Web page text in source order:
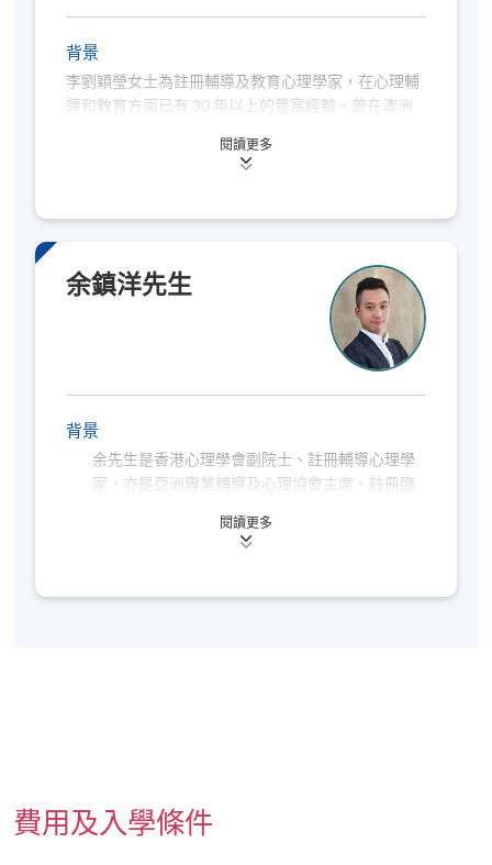
背景
李劉穎瑩女士為註冊輔導及教育心理學家，在心理輔
導和教育方面已有 30 年以上的豐富經驗。曾在澳洲
輔導心理學家20多年。她現為私人執業的輔導心理學
本的訓練課程，經常為專業人士、學校、機構、精神
津靜觀中心的教師伙伴計劃。
閱讀更多
余鎮洋先生
背景
余先生是香港心理學會副院士、註冊輔導心理學
家，亦是亞洲專業輔導及心理協會主席、註冊臨
以優異成績(Distinction)獲得輔導心理學社會科學
輔導、異常心理學、社會心理學、性格與個別差
習障礙機構，以及不同私人及社福機構提供個人
閱讀更多
費用及入學條件